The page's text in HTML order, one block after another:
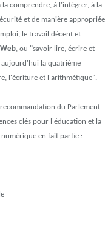
comprendre, à l'intégrer, à la
et de manière appropriée
le travail décent et
, ou "savoir lire, écrire et
la quatrième
l'écriture et l'arithmétique".
du Parlement
clés pour l'éducation et la
en fait partie :